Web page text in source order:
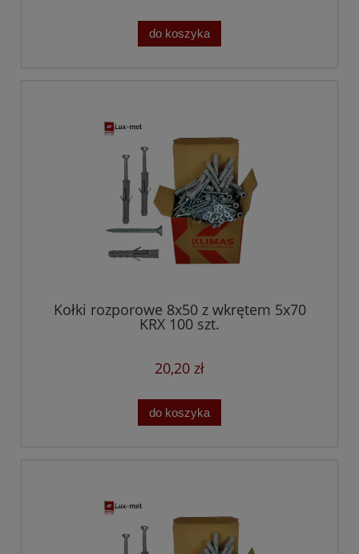
do koszyka
Kołki rozporowe 8x50 z wkrętem 5x70
KRX 100 szt.
20,20 zł
do koszyka